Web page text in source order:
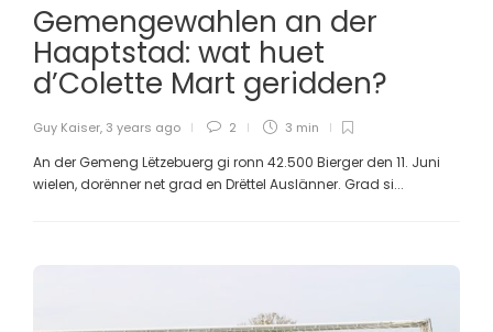
Gemengewahlen an der
Haaptstad: wat huet
d’Colette Mart geridden?
Guy Kaiser, 3 years ago 2 3 min
An der Gemeng Lëtzebuerg gi ronn 42.500 Bierger den 11. Juni
wielen, dorënner net grad en Drëttel Auslänner. Grad si...